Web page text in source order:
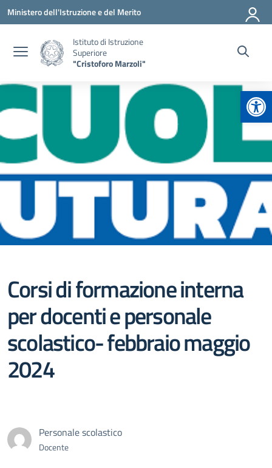
Vai ai contenuti
Vai al menu di navigazione
Vai al footer
Ministero dell'Istruzione e del Merito
Istituto di Istruzione
Superiore
"Cristoforo Marzoli"
Corsi di formazione interna
per docenti e personale
scolastico- febbraio maggio
2024
Personale scolastico
Docente